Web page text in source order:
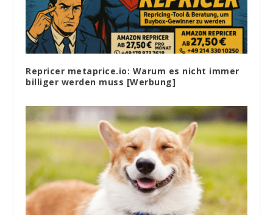
Repricer metaprice.io: Warum es nicht immer
billiger werden muss [Werbung]